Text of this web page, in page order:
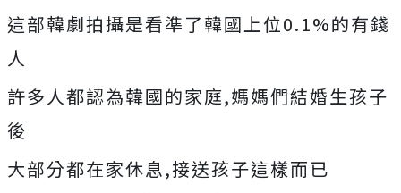
這部韓劇拍攝是看準了韓國上位0.1%的有錢
人
許多人都認為韓國的家庭,媽媽們結婚生孩子
後
大部分都在家休息,接送孩子這樣而已